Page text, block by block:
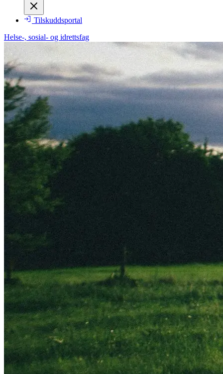
Tilskuddsportal
Helse-, sosial- og idrettsfag